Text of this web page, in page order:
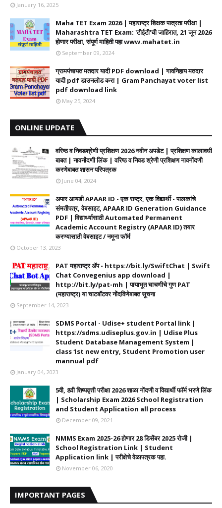
January 16, 2025
Maha TET Exam 2026 | महाराष्ट्र शिक्षक पात्रता परीक्षा |
Maharashtra TET Exam: 'टीईटी'ची जाहिरात, 21 जून 2026
होणार परीक्षा, संपूर्ण माहिती पहा www.mahatet.in
September 09, 2024
ग्रामपंचायत मतदार यादी PDF download | गावनिहाय मतदार
यादी pdf डाउनलोड करा | Gram Panchayat voter list
pdf download link
May 25, 2024
ONLINE UPDATE
वरिष्ठ व निवडश्रेणी प्रशिक्षण 2026 नवीन अपडेट | प्रशिक्षण कालावधी‌
बाबत | नावनोंदणी लिंक | वरिष्ठ व निवड श्रेणी प्रशिक्षण नावनोंदणी
करणेबाबत शासन परिपत्रक
June 04, 2024
अपार आयडी APAAR ID - एक राष्ट्र, एक विद्यार्थी - पालकांचे
संमतीपत्र, वेबसाइट, APAAR ID Generation Guidance
PDF | विद्यार्थ्यासाठी Automated Permanent
Academic Account Registry (APAAR ID) तयार
करण्यासाठी वेबसाइट / नमूना फॉर्म
October 13, 2023
PAT महाराष्ट्र ॲप - https://bit.ly/SwiftChat | Swift
Chat Convegenius app download |
http://bit.ly/pat-mh | पायाभूत चाचणीचे गुण PAT
(महाराष्ट्र) या चाटबॉटवर नोंदविणेबाबत सूचना
September 14, 2023
SDMS Portal - Udise+ student Portal link |
https://sdms.udiseplus.gov.in | Udise Plus
Student Database Management System |
class 1st new entry, Student Promotion user
mannual pdf
January 04, 2023
5वी, 8वी शिष्यवृत्ती परीक्षा 2026 शाळा नोंदणी व विद्यार्थी फॉर्म भरणे लिंक
| Scholarship Exam 2026 School Registration
and Student Application all process
December 09, 2021
NMMS Exam 2025-26 होणार 28 डिसेंबर 2025 रोजी |
School Registration Link | Student
Application link | परीक्षेचे वेळापत्रक पहा.
November 06, 2020
IMPORTANT PAGES